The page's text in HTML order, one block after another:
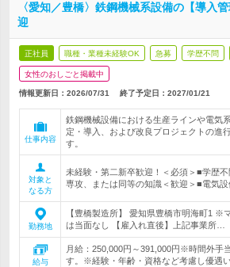
〈愛知／豊橋〉鉄鋼機械系設備の【導
迎
正社員 職種・業種未経験OK 急募 学歴不問
女性のおしごと掲載中
情報更新日：2026/07/31 終了予定日： 2027/01/21
仕事内容
鉄鋼機械設備における生産ラインや電気
定・導入、および改良プロジェクトの進
す。
対象と
なる方
未経験・第二新卒歓迎！＜必須＞■学歴
専攻、または同等の知識＜歓迎＞■電気
勤務地
【豊橋製造所】 愛知県豊橋市明海町1 ※
は当面なし 【雇入れ直後】上記事業所…
給与
月給：250,000円～391,000円※時間外手
す。※経験・年齢・資格など考慮し優遇